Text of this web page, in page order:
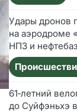
Удары дронов
на аэродроме
НПЗ и
61‑летний
до Суйфэньхэ